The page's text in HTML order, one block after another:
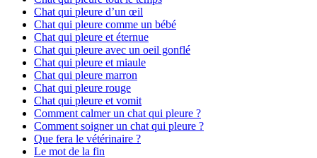
Chat qui pleure d’un œil
Chat qui pleure comme un bébé
Chat qui pleure et éternue
Chat qui pleure avec un oeil gonflé
Chat qui pleure et miaule
Chat qui pleure marron
Chat qui pleure rouge
Chat qui pleure et vomit
Comment calmer un chat qui pleure ?
Comment soigner un chat qui pleure ?
Que fera le vétérinaire ?
Le mot de la fin